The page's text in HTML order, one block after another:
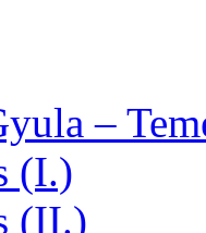
–
(I.)
(II.)